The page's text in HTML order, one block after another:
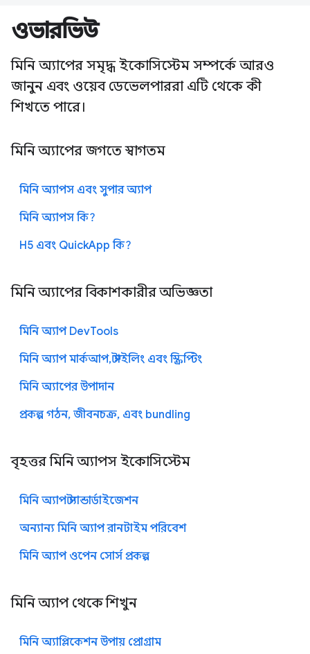
ওভারভিউ
মিনি অ্যাপের সমৃদ্ধ ইকোসিস্টেম সম্পর্কে আরও
জানুন এবং ওয়েব ডেভেলপাররা এটি থেকে কী
শিখতে পারে।
মিনি অ্যাপের জগতে স্বাগতম
মিনি অ্যাপস এবং সুপার অ্যাপ
মিনি অ্যাপস কি?
H5 এবং QuickApp কি?
মিনি অ্যাপের বিকাশকারীর অভিজ্ঞতা
মিনি অ্যাপ DevTools
মিনি অ্যাপ মার্কআপ, স্টাইলিং এবং স্ক্রিপ্টিং
মিনি অ্যাপের উপাদান
প্রকল্প গঠন, জীবনচক্র, এবং bundling
বৃহত্তর মিনি অ্যাপস ইকোসিস্টেম
মিনি অ্যাপ স্ট্যান্ডার্ডাইজেশন
অন্যান্য মিনি অ্যাপ রানটাইম পরিবেশ
মিনি অ্যাপ ওপেন সোর্স প্রকল্প
মিনি অ্যাপ থেকে শিখুন
মিনি অ্যাপ্লিকেশন উপায় প্রোগ্রাম